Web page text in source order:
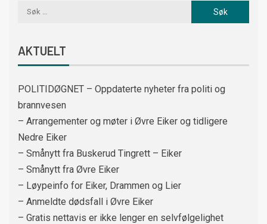
AKTUELT
POLITIDØGNET – Oppdaterte nyheter fra politi og
brannvesen
– Arrangementer og møter i Øvre Eiker og tidligere
Nedre Eiker
– Smånytt fra Buskerud Tingrett – Eiker
– Smånytt fra Øvre Eiker
– Løypeinfo for Eiker, Drammen og Lier
– Anmeldte dødsfall i Øvre Eiker
– Gratis nettavis er ikke lenger en selvfølgelighet